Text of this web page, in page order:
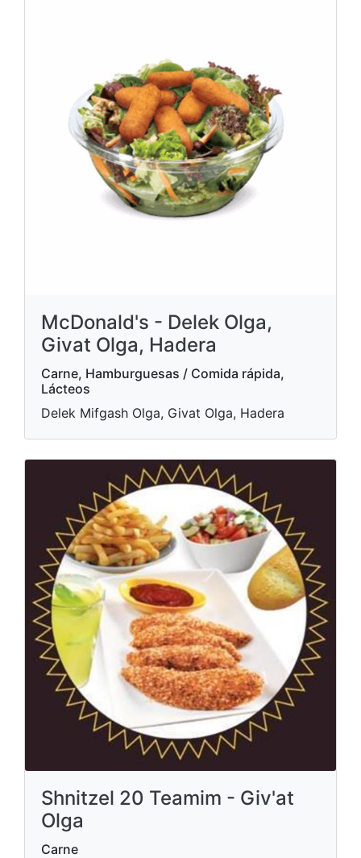
McDonald's - Delek Olga,
Givat Olga, Hadera
Carne, Hamburguesas / Comida rápida,
Lácteos
Delek Mifgash Olga, Givat Olga, Hadera
Shnitzel 20 Teamim - Giv'at
Olga
Carne